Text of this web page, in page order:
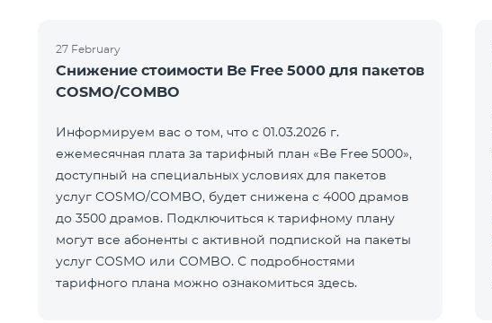
27 February
Снижение стоимости Be Free 5000 для пакетов
COSMO/COMBO
Информируем вас о том, что с 01.03.2026 г.
ежемесячная плата за тарифный план «Be Free 5000»,
доступный на специальных условиях для пакетов
услуг COSMO/COMBO, будет снижена с 4000 драмов
до 3500 драмов. Подключиться к тарифному плану
могут все абоненты с активной подпиской на пакеты
услуг COSMO или COMBO. С подробностями
тарифного плана можно ознакомиться здесь.